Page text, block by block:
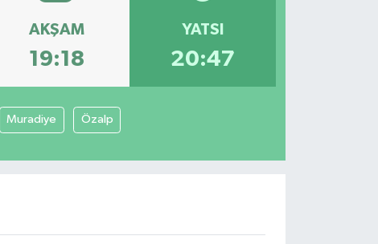
AKŞAM
19:18
YATSI
20:47
Muradiye Özalp